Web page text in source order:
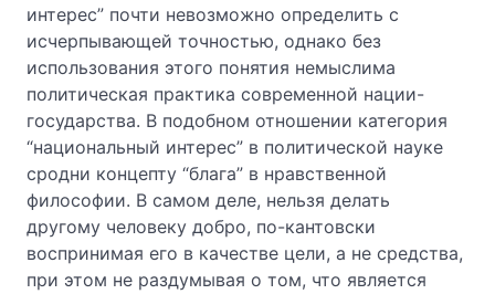
интерес” почти невозможно определить с
исчерпывающей точностью, однако без
использования этого понятия немыслима
политическая практика современной нации-
государства. В подобном отношении категория
“национальный интерес” в политической науке
сродни концепту “блага” в нравственной
философии. В самом деле, нельзя делать
другому человеку добро, по-кантовски
воспринимая его в качестве цели, а не средства,
при этом не раздумывая о том, что является